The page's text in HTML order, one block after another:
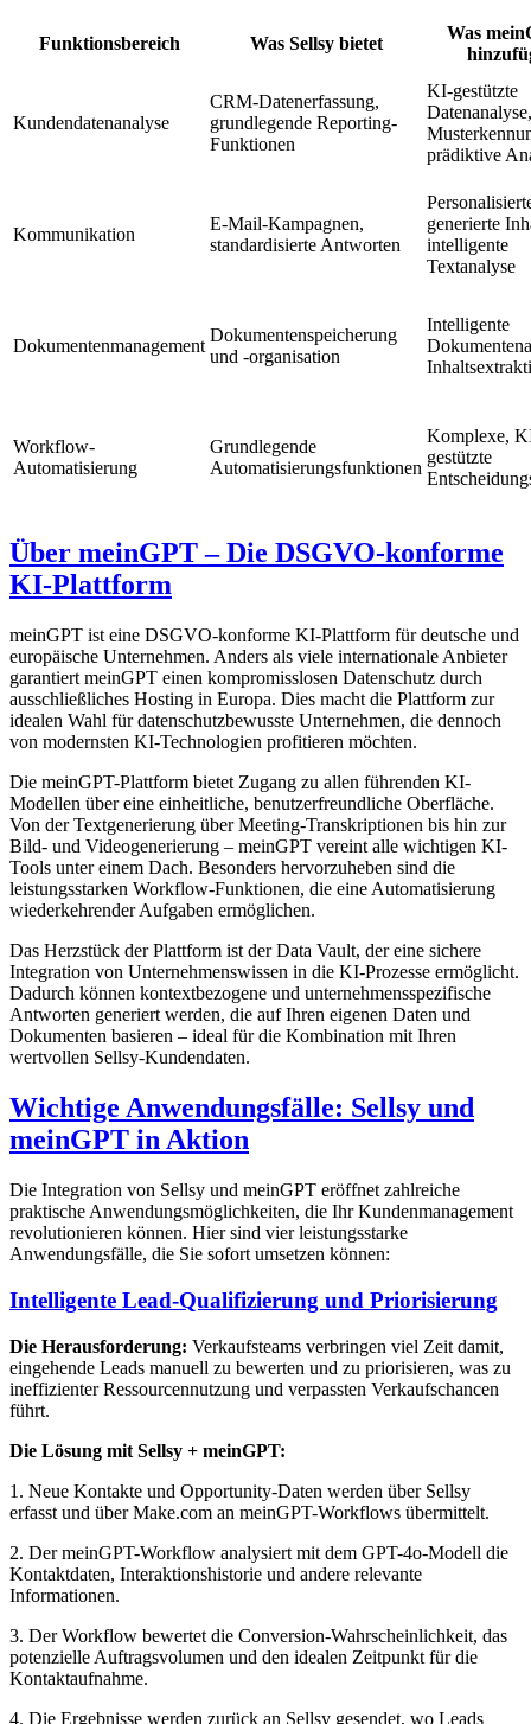
Funktionsbereich Was Sellsy bietet
Was
Kundendatenanalyse
CRM-Datenerfassung,
grundlegende Reporting-
Funktionen
KI-gestützte
Datenanalyse,
prädiktive
Kommunikation
E-Mail-Kampagnen,
standardisierte Antworten
generierte
intelligente
Textanalyse
Dokumentenmanagement
Dokumentenspeicherung
und -organisation
Intelligente
Workflow-
Automatisierung
Grundlegende
Automatisierungsfunktionen
Komplexe,
gestützte
Über meinGPT – Die DSGVO-konforme
KI-Plattform
meinGPT ist eine DSGVO-konforme KI-Plattform für deutsche und
europäische Unternehmen. Anders als viele internationale Anbieter
garantiert meinGPT einen kompromisslosen Datenschutz durch
ausschließliches Hosting in Europa. Dies macht die Plattform zur
idealen Wahl für datenschutzbewusste Unternehmen, die dennoch
von modernsten KI-Technologien profitieren möchten.
Die meinGPT-Plattform bietet Zugang zu allen führenden KI-
Modellen über eine einheitliche, benutzerfreundliche Oberfläche.
Von der Textgenerierung über Meeting-Transkriptionen bis hin zur
Bild- und Videogenerierung – meinGPT vereint alle wichtigen KI-
Tools unter einem Dach. Besonders hervorzuheben sind die
leistungsstarken Workflow-Funktionen, die eine Automatisierung
wiederkehrender Aufgaben ermöglichen.
Das Herzstück der Plattform ist der Data Vault, der eine sichere
Integration von Unternehmenswissen in die KI-Prozesse ermöglicht.
Dadurch können kontextbezogene und unternehmensspezifische
Antworten generiert werden, die auf Ihren eigenen Daten und
Dokumenten basieren – ideal für die Kombination mit Ihren
wertvollen Sellsy-Kundendaten.
Wichtige Anwendungsfälle: Sellsy und
meinGPT in Aktion
Die Integration von Sellsy und meinGPT eröffnet zahlreiche
praktische Anwendungsmöglichkeiten, die Ihr Kundenmanagement
revolutionieren können. Hier sind vier leistungsstarke
Anwendungsfälle, die Sie sofort umsetzen können:
Intelligente Lead-Qualifizierung und Priorisierung
Die Herausforderung: Verkaufsteams verbringen viel Zeit damit,
eingehende Leads manuell zu bewerten und zu priorisieren, was zu
ineffizienter Ressourcennutzung und verpassten Verkaufschancen
führt.
Die Lösung mit Sellsy + meinGPT:
1. Neue Kontakte und Opportunity-Daten werden über Sellsy
erfasst und über Make.com an meinGPT-Workflows übermittelt.
2. Der meinGPT-Workflow analysiert mit dem GPT-4o-Modell die
Kontaktdaten, Interaktionshistorie und andere relevante
Informationen.
3. Der Workflow bewertet die Conversion-Wahrscheinlichkeit, das
potenzielle Auftragsvolumen und den idealen Zeitpunkt für die
Kontaktaufnahme.
4. Die Ergebnisse werden zurück an Sellsy gesendet, wo Leads